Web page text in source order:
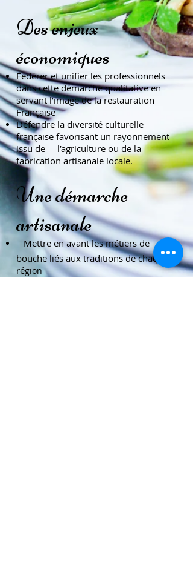
Des enjeux
économiques
Fédérer et unifier les professionnels
dans cette démarche qualitative en
servant l’image de la restauration
Française
Défendre la diversité culturelle
française favorisant un rayonnement
issu de l’agriculture ou de la
fabrication artisanale locale.
Une démarche
artisanale
 Mettre en avant les métiers de
bouche liés aux traditions de chaque
région